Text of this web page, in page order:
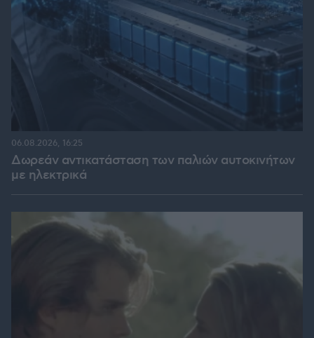
Δωρεάν αντικατάσταση των παλιών αυτοκινήτων
με ηλεκτρικά
06.08.2026, 16:25